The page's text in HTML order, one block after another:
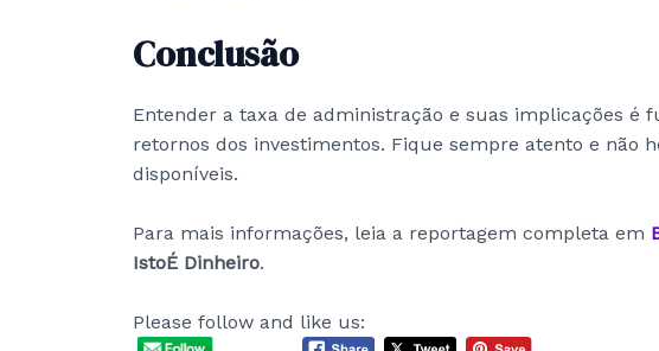
Conclusão
Entender a taxa de administração e suas implicações é
retornos dos investimentos. Fique sempre atento e não
disponíveis.
Para mais informações, leia a reportagem completa em
IstoÉ Dinheiro.
Please follow and like us: